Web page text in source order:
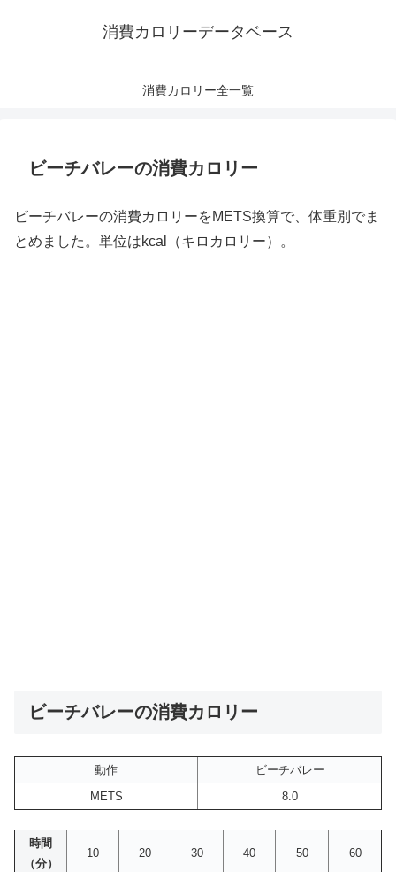
消費カロリーデータベース
消費カロリー全一覧
ビーチバレーの消費カロリー
ビーチバレーの消費カロリーをMETS換算で、体重別でま
とめました。単位はkcal（キロカロリー）。
ビーチバレーの消費カロリー
動作
ビーチバレー
METS
8.0
時間
（分）
10 20 30 40 50 60